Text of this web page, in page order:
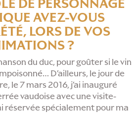
DE PERSONNAGE
AVEZ-VOUS
LORS DE VOS
?
du duc, pour goûter si le vin
D’ailleurs, le jour de
le 7 mars 2016, j’ai inauguré
vaudoise avec une visite-
réservée spécialement pour ma